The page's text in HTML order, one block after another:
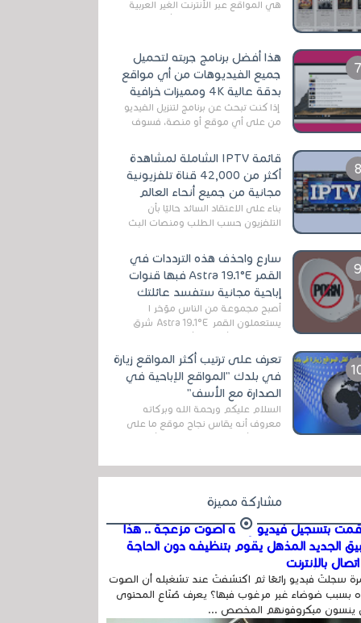
هي المواقع عبر الأنترنت الغير العربية
التي تقدم خدمة تحميل الأفلام على
هذا أفضل برنامج جربته لتحميل
جميع الفيديوهات من أي مواقع
بدقة عالية 4K ومميزات خرافية
إذا كنت تبحث عن برنامج لتنزيل الفيديو
من على أي موقع أو منصة، فسوف
الخاصة بالبرامج والتطبيقات في هذا
المج...
قائمة IPTV الشاملة لمشاهدة
أكثر من 42,000 قناة تلفزيونية
مجانية من جميع أنحاء العالم
بناءً على الاعتقاد السائد حاليًا بأن
التلفزيون حسب الطلب ومنصات البث
سارع واحذف هذه الترددات في
القمر Astra 19.1°E فبها قنوات
إباحية مجانية ستفسد عائلتك
أصبح مجموعة من الناس مؤخر ا
يستعملون القمر Astra 19.1°E شرق
قنوات مميزة جدا تنقل العديد من البرامج
اله...
تعرف على ترتيب أكثر المواقع زيارة
في بلدك "المواقع الإباحية في
الصدارة مع الأسف"
السلام عليكم ورحمة الله وبركاته
معروف أنه يقاس نجاح موقع ما على
في...
مشاركة مميزة
بتسجيل فيديو وفيه أصوت مزعجة .. هذا
الجديد المذهل يقوم بتنظيفه دون الحاجة
بالإنترنت
سجلتَ فيديو رائعًا ثم اكتشفتَ عند تشغيله أن الصوت
بسبب ضوضاء غير مرغوب فيها؟ يعرف صُنّاع المحتوى
ينسون ميكروفونهم المخصص ...